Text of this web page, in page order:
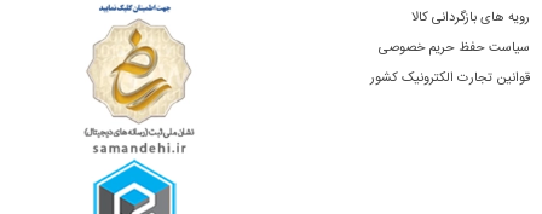
رویه های بازگردانی کالا
سیاست حفظ حریم خصوصی
قوانین تجارت الکترونیک کشور